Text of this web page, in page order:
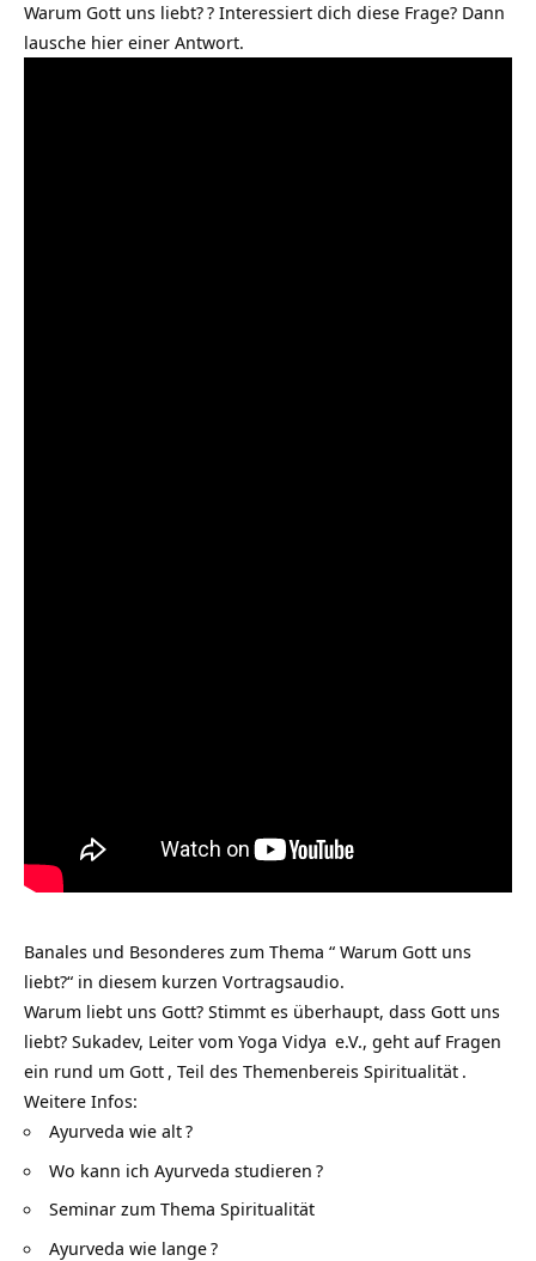
Warum Gott uns liebt?? Interessiert dich diese Frage? Dann
lausche hier einer Antwort.
Banales und Besonderes zum Thema “ Warum Gott uns
liebt?“ in diesem kurzen Vortragsaudio.
Warum liebt uns Gott? Stimmt es überhaupt, dass Gott uns
liebt? Sukadev, Leiter vom Yoga Vidya e.V., geht auf Fragen
ein rund um Gott , Teil des Themenbereis Spiritualität .
Weitere Infos:
Ayurveda wie alt?
Wo kann ich Ayurveda studieren ?
Seminar zum Thema Spiritualität
Ayurveda wie lange?